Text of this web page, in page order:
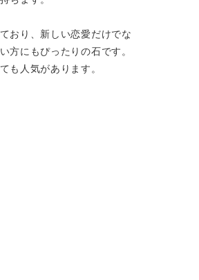
おり、新しい恋愛だけでな
方にもぴったりの石です。
も人気があります。